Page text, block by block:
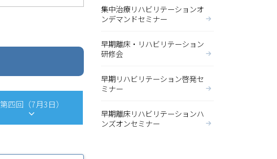
第四回（7月3日）
集中治療リハビリテーションオ
ンデマンドセミナー
早期離床・リハビリテーション
研修会
早期リハビリテーション啓発セ
ミナー
早期離床リハビリテーションハ
ンズオンセミナー